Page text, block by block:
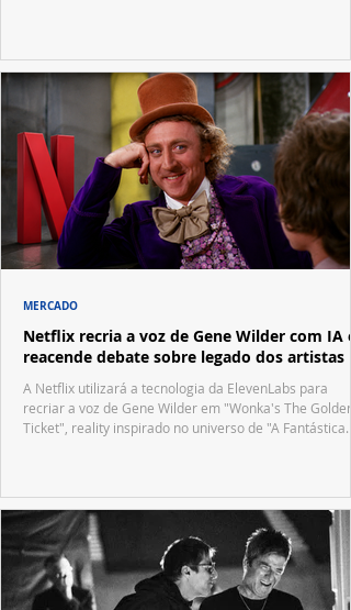
Netflix recria a voz de Gene Wilder com IA e
reacende debate sobre legado dos artistas
A Netflix utilizará a tecnologia da ElevenLabs para
recriar a voz de Gene Wilder em "Wonka's The Golden
Ticket", reality inspirado no universo de "A Fantástica
MERCADO